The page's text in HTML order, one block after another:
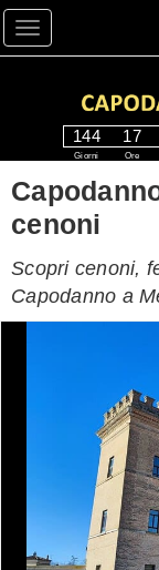
Toggle
144
Giorni
17
Ore
cenoni
Scopri cenoni,
Capodanno a